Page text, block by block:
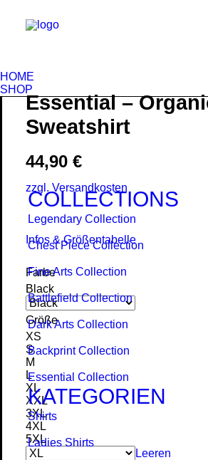
HOME
SHOP
COLLECTIONS
Legendary Collection
Chest Piece Collection
Fine Arts Collection
Battlefield Collection
Dark Arts Collection
Backprint Collection
Essential Collection
KATEGORIEN
Shirts
Ladies Shirts
Essential –
Sweatshirt
44,90 €
zzgl. Versandkosten
Infos & Größentabelle
Farbe
Black
Größe
XS
S
M
L
XL
XXL
3XL
4XL
5XL
Leeren